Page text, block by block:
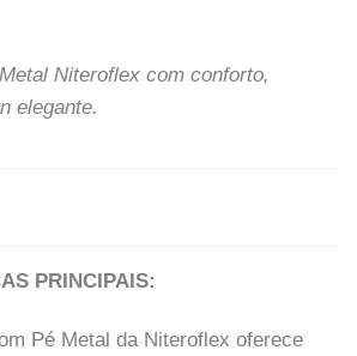
Niteroflex com conforto,
elegante.
PRINCIPAIS:
Pé Metal da Niteroflex oferece